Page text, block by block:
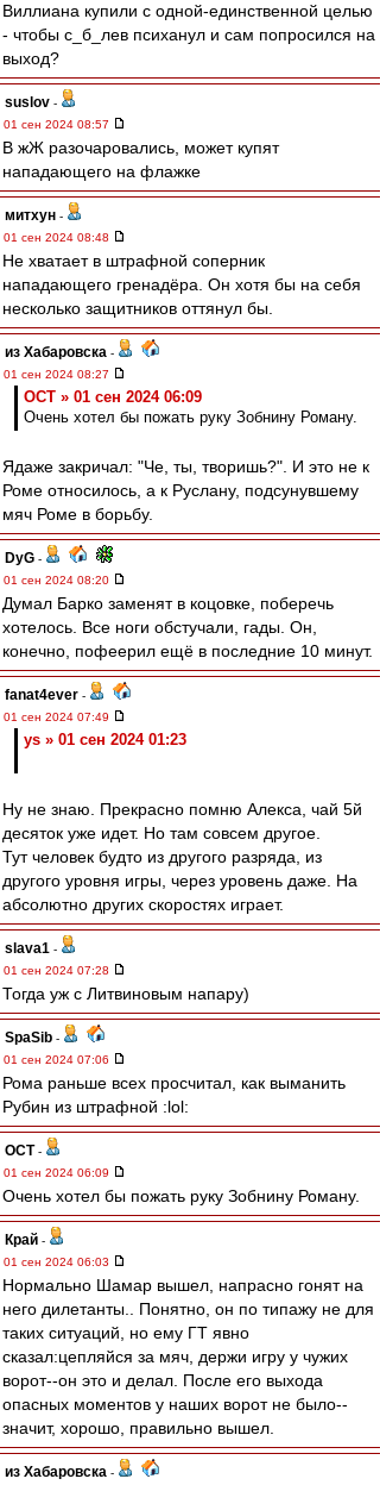
Виллиана купили с одной-единственной целью
- чтобы с_б_лев психанул и сам попросился на
выход?
suslov -
01 сен 2024 08:57
В жЖ разочаровались, может купят
нападающего на флажке
митхун -
01 сен 2024 08:48
Не хватает в штрафной соперник
нападающего гренадёра. Он хотя бы на себя
несколько защитников оттянул бы.
из Хабаровска -
01 сен 2024 08:27
ОСТ » 01 сен 2024 06:09
Очень хотел бы пожать руку Зобнину Роману.
Ядаже закричал: "Че, ты, творишь?". И это не к
Роме относилось, а к Руслану, подсунувшему
мяч Роме в борьбу.
DyG -
01 сен 2024 08:20
Думал Барко заменят в коцовке, поберечь
хотелось. Все ноги обстучали, гады. Он,
конечно, пофеерил ещё в последние 10 минут.
fanat4ever -
01 сен 2024 07:49
ys » 01 сен 2024 01:23
Ну не знаю. Прекрасно помню Алекса, чай 5й
десяток уже идет. Но там совсем другое.
Тут человек будто из другого разряда, из
другого уровня игры, через уровень даже. На
абсолютно других скоростях играет.
slava1 -
01 сен 2024 07:28
Тогда уж с Литвиновым напару)
SpaSib -
01 сен 2024 07:06
Рома раньше всех просчитал, как выманить
Рубин из штрафной :lol:
ОСТ -
01 сен 2024 06:09
Очень хотел бы пожать руку Зобнину Роману.
Край -
01 сен 2024 06:03
Нормально Шамар вышел, напрасно гонят на
него дилетанты.. Понятно, он по типажу не для
таких ситуаций, но ему ГТ явно
сказал:цепляйся за мяч, держи игру у чужих
ворот--он это и делал. После его выхода
опасных моментов у наших ворот не было--
значит, хорошо, правильно вышел.
из Хабаровска -